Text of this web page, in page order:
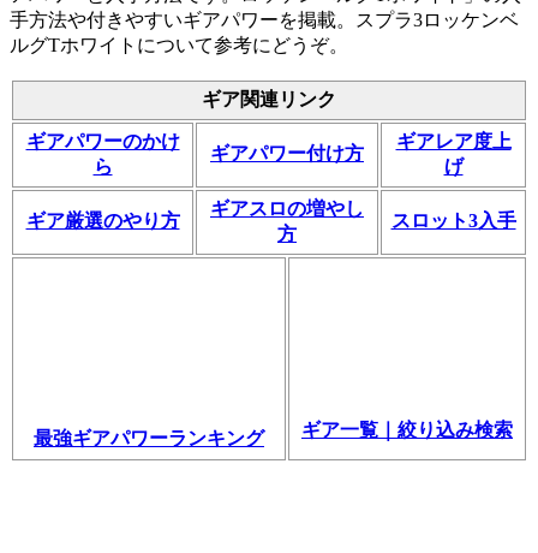
手方法や付きやすいギアパワーを掲載。スプラ3ロッケンベ
ルグTホワイトについて参考にどうぞ。
ギア関連リンク
ギアパワーのかけ
ら
ギアパワー付け方
ギアレア度上
げ
ギア厳選のやり方
ギアスロの増やし
方
スロット3入手
最強ギアパワーランキング ギア一覧｜絞り込み検索